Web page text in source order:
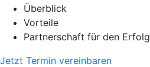
Überblick
Vorteile
Partnerschaft für den Erfolg
Jetzt Termin vereinbaren